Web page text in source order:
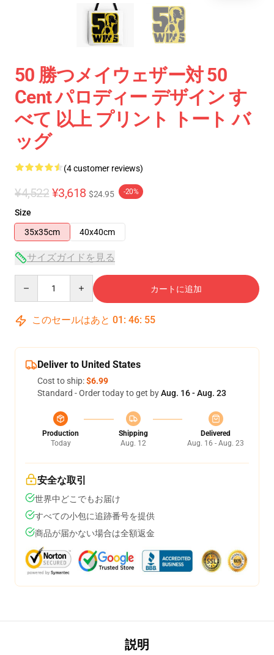
50 勝つメイウェザー対 50
Cent パロディー デザイン す
べて 以上 プリント トート バ
ッグ
(4 customer reviews)
¥4,522 ¥3,618 $24.95 -20%
Size
35x35cm
40x40cm
サイズガイドを見る
カートに追加
このセールはあと 01 : 46: 54
Deliver to United States
Cost to ship:$6.99
Standard - Order today to get byAug. 16 - Aug. 23
Production
Today
Shipping
Aug. 12
Delivered
Aug. 16 - Aug. 23
安全な取引
世界中どこでもお届け
すべての小包に追跡番号を提供
商品が届かない場合は全額返金
説明